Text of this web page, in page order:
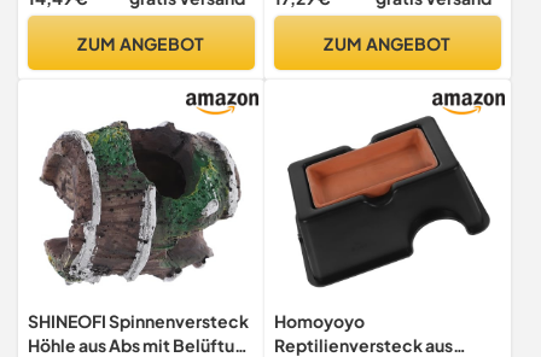
Unterschlupf Für
Amphibien Geeignet
ZUM ANGEBOT
Schildkrötenhaus Terrarium
Reptilien Amphibien und
ZUM ANGEBOT
SHINEOFI Spinnenversteck
Höhle aus Abs mit Belüftung
Homoyoyo
Reptilienversteck aus